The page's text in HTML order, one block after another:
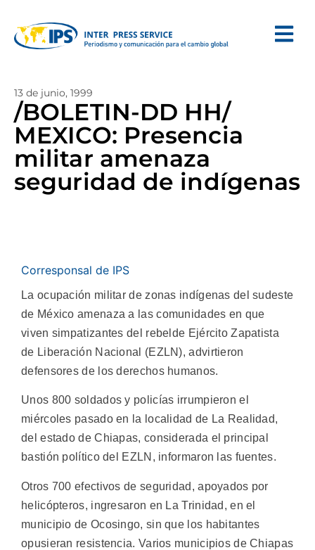
13 de junio, 1999
/BOLETIN-DD HH/
MEXICO: Presencia
militar amenaza
seguridad de indígenas
Corresponsal de IPS
La ocupación militar de zonas indígenas del sudeste
de México amenaza a las comunidades en que
viven simpatizantes del rebelde Ejército Zapatista
de Liberación Nacional (EZLN), advirtieron
defensores de los derechos humanos.
Unos 800 soldados y policías irrumpieron el
miércoles pasado en la localidad de La Realidad,
del estado de Chiapas, considerada el principal
bastión político del EZLN, informaron las fuentes.
Otros 700 efectivos de seguridad, apoyados por
helicópteros, ingresaron en La Trinidad, en el
municipio de Ocosingo, sin que los habitantes
opusieran resistencia. Varios municipios de Chiapas